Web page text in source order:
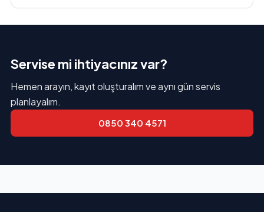
Servise mi ihtiyacınız var?
Hemen arayın, kayıt oluşturalım ve aynı gün servis
planlayalım.
0850 340 4571